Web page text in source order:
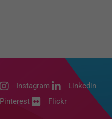
Instagram
Linkedin
Pinterest Flickr